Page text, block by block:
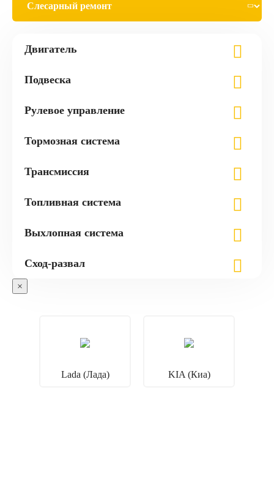
Двигатель
Подвеска
Рулевое управление
Тормозная система
Трансмиссия
Топливная система
Выхлопная система
Сход-развал
×
Lada (Лада) KIA (Киа)